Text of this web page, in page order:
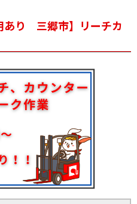
あり 三郷市】リーチカ